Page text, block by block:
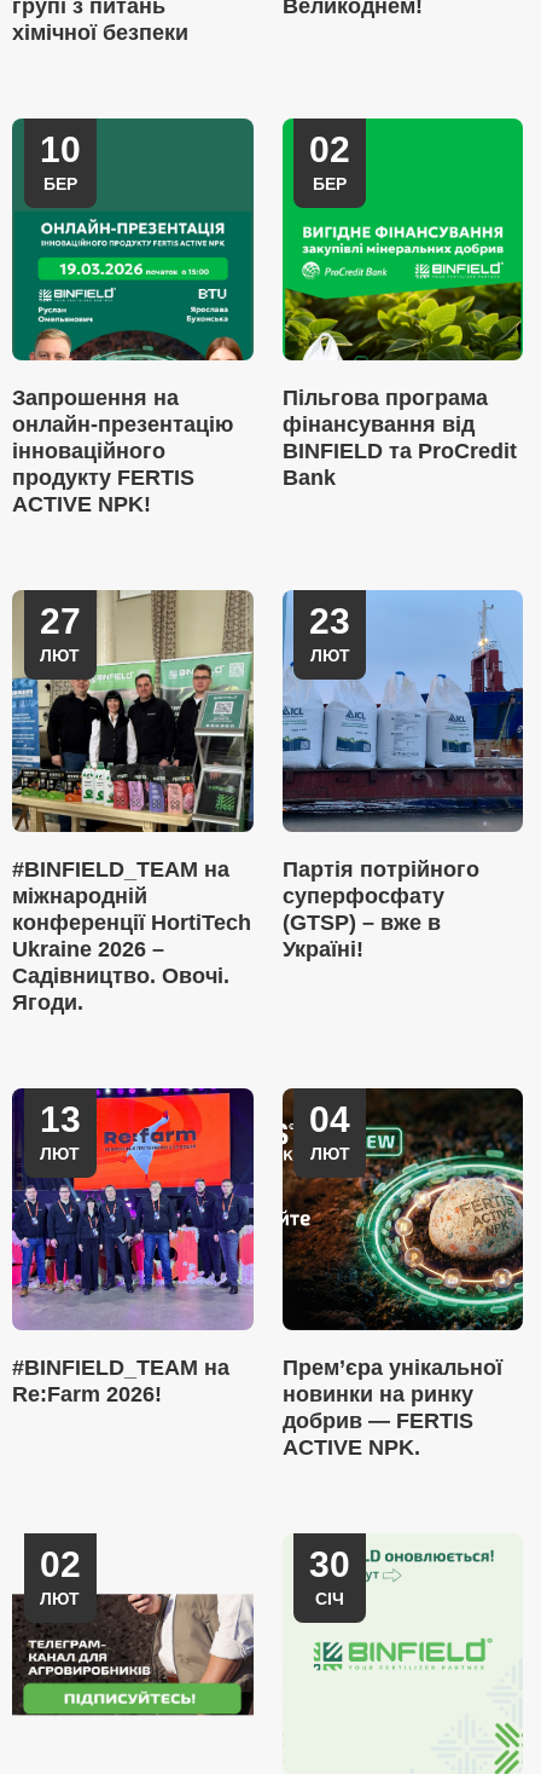
групі з питань
хімічної безпеки
Великоднем!
10
БЕР
Запрошення на
онлайн-презентацію
інноваційного
продукту FERTIS
ACTIVE NPK!
02
БЕР
Пільгова програма
фінансування від
BINFIELD та ProCredit
Bank
27
ЛЮТ
#BINFIELD_TEAM на
міжнародній
конференції HortiTech
Ukraine 2026 –
Садівництво. Овочі.
Ягоди.
23
ЛЮТ
Партія потрійного
суперфосфату
(GTSP) – вже в
Україні!
13
ЛЮТ
#BINFIELD_TEAM на
Re:Farm 2026!
04
ЛЮТ
Прем’єра унікальної
новинки на ринку
добрив — FERTIS
ACTIVE NPK.
02
ЛЮТ
30
СІЧ